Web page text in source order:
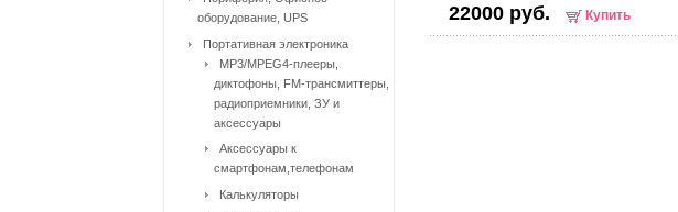
22000 руб. Купить
оборудование, UPS
Портативная электроника
MP3/MPEG4-плееры,
диктофоны, FM-трансмиттеры,
радиоприемники, ЗУ и
аксессуары
Аксессуары к
смартфонам,телефонам
Калькуляторы